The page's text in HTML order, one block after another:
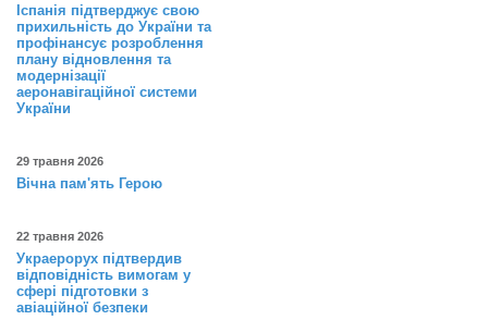
Іспанія підтверджує свою
прихильність до України та
профінансує розроблення
плану відновлення та
модернізації
аеронавігаційної системи
України
29 травня 2026
Вічна пам'ять Герою
22 травня 2026
Украерорух підтвердив
відповідність вимогам у
сфері підготовки з
авіаційної безпеки